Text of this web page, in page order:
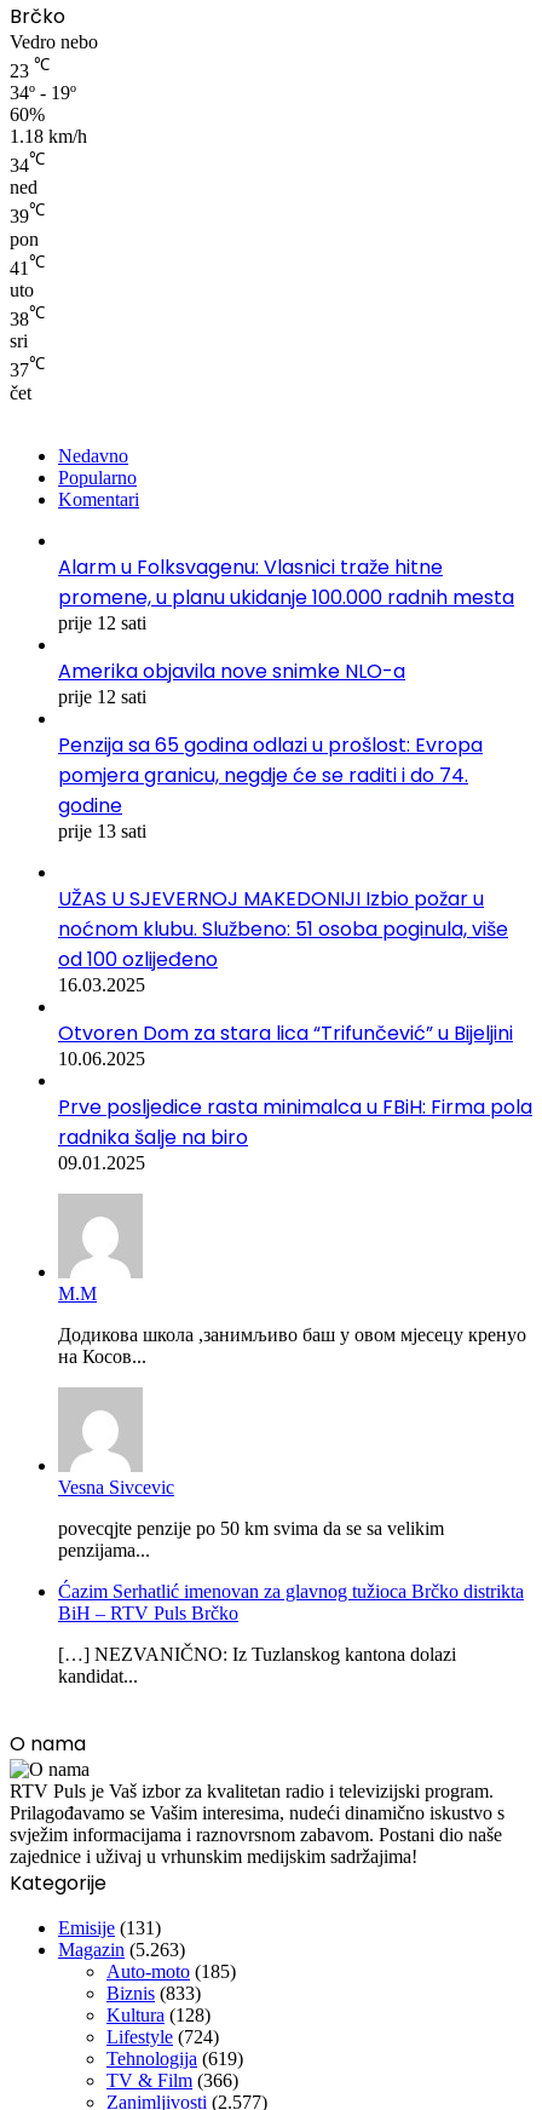
Brčko
Vedro nebo
23 ℃
34º - 19º
60%
1.18 km/h
34℃
ned
39℃
pon
41 ℃
uto
38℃
sri
37℃
čet
Nedavno
Popularno
Komentari
Alarm u Folksvagenu: Vlasnici traže hitne
promene, u planu ukidanje 100.000 radnih mesta
prije 12 sati
Amerika objavila nove snimke NLO-a
prije 12 sati
Penzija sa 65 godina odlazi u prošlost: Evropa
pomjera granicu, negdje će se raditi i do 74.
godine
prije 13 sati
UŽAS U SJEVERNOJ MAKEDONIJI Izbio požar u
noćnom klubu. Službeno: 51 osoba poginula, više
od 100 ozlijeđeno
16.03.2025
Otvoren Dom za stara lica “Trifunčević” u Bijeljini
10.06.2025
Prve posljedice rasta minimalca u FBiH: Firma pola
radnika šalje na biro
09.01.2025
М.М
Додикова школа ,занимљиво баш у овом мјесецу кренуо
на Косов...
Vesna Sivcevic
povecqjte penzije po 50 km svima da se sa velikim
penzijama...
Ćazim Serhatlić imenovan za glavnog tužioca Brčko distrikta
BiH – RTV Puls Brčko
[…] NEZVANIČNO: Iz Tuzlanskog kantona dolazi
kandidat...
O nama
RTV Puls je Vaš izbor za kvalitetan radio i televizijski program.
Prilagođavamo se Vašim interesima, nudeći dinamično iskustvo s
svježim informacijama i raznovrsnom zabavom. Postani dio naše
zajednice i uživaj u vrhunskim medijskim sadržajima!
Kategorije
Emisije (131)
Magazin (5.263)
Auto-moto (185)
Biznis (833)
Kultura (128)
Lifestyle (724)
Tehnologija (619)
TV & Film (366)
Zanimljivosti (2.577)